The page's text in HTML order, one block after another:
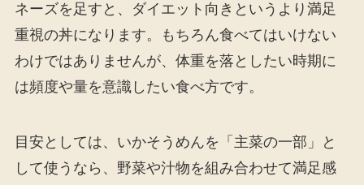
ネーズを足すと、ダイエット向きというより満足
重視の丼になります。もちろん食べてはいけない
わけではありませんが、体重を落としたい時期に
は頻度や量を意識したい食べ方です。
目安としては、いかそうめんを「主菜の一部」と
して使うなら、野菜や汁物を組み合わせて満足感